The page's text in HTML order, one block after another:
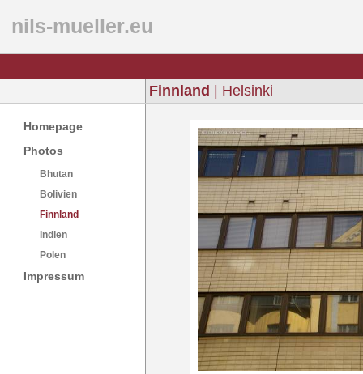
nils-mueller.eu
Finnland | Helsinki
Homepage
Photos
Bhutan
Bolivien
Finnland
Indien
Polen
Impressum